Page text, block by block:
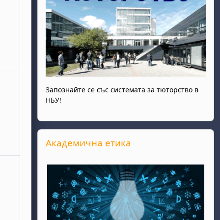
28 мартнеделя, 29 март
Запознайте се със системата за тюторство в
НБУ!
Прескочи Академична етика
Академична етика